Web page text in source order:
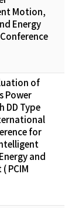
Motion,
Energy
of
Power
DD Type
for
and
PCIM